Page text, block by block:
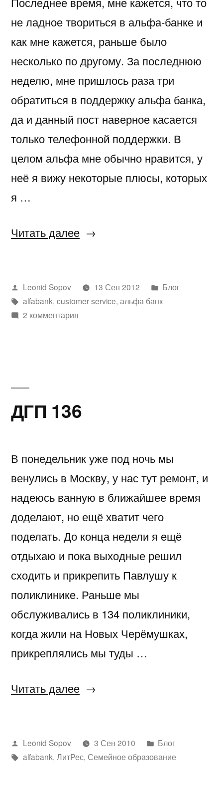
не ладное твориться в альфа-банке и
как мне кажется, раньше было
несколько по другому. За последнюю
неделю, мне пришлось раза три
обратиться в поддержку альфа банка,
да и данный пост наверное касается
только телефонной поддержки. В
целом альфа мне обычно нравится, у
неё я вижу некоторые плюсы, которых
я …
Читать далее«Что
ладное
происходит
Написано
автором
Leonid Sopov 13 Сен 2012
Написано
в
Блог
Метки:
alfabank, customer service, альфа банк
2 комментария
ДГП 136
В понедельник уже под ночь мы
венулись в Москву, у нас тут ремонт, и
надеюсь ванную в ближайшее время
доделают, но ещё хватит чего
поделать. До конца недели я ещё
отдыхаю и пока выходные решил
сходить и прикрепить Павлушу к
поликлинике. Раньше мы
обслуживались в 134 поликлиники,
когда жили на Новых Черёмушках,
прикреплялись мы туды …
Читать далее«ДГП
Написано
автором
Leonid Sopov 3 Сен 2010
Написано
в
Блог
Метки:
alfabank, ЛитРес, Семейное образование